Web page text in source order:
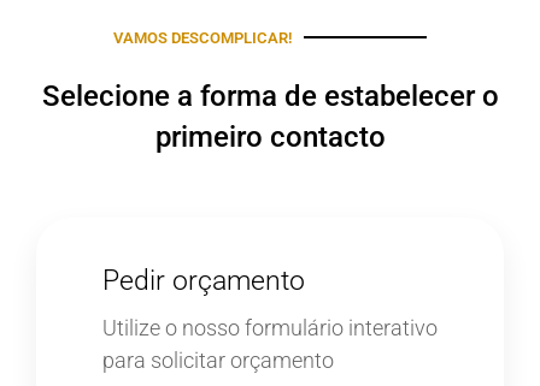
VAMOS DESCOMPLICAR!
Selecione a forma de estabelecer o
primeiro contacto
Pedir orçamento
Utilize o nosso formulário interativo
para solicitar orçamento